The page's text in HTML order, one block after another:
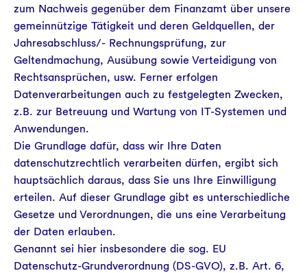
zum Nachweis gegenüber dem Finanzamt über unsere
gemeinnützige Tätigkeit und deren Geldquellen, der
Jahresabschluss/- Rechnungsprüfung, zur
Geltendmachung, Ausübung sowie Verteidigung von
Rechtsansprüchen, usw. Ferner erfolgen
Datenverarbeitungen auch zu festgelegten Zwecken,
z.B. zur Betreuung und Wartung von IT-Systemen und
Anwendungen.
Die Grundlage dafür, dass wir Ihre Daten
datenschutzrechtlich verarbeiten dürfen, ergibt sich
hauptsächlich daraus, dass Sie uns Ihre Einwilligung
erteilen. Auf dieser Grundlage gibt es unterschiedliche
Gesetze und Verordnungen, die uns eine Verarbeitung
der Daten erlauben.
Genannt sei hier insbesondere die sog. EU
Datenschutz-Grundverordnung (DS-GVO), z.B. Art. 6,